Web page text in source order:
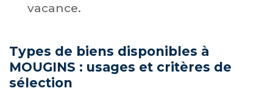
vacance.
Types de biens disponibles à
MOUGINS : usages et critères de
sélection